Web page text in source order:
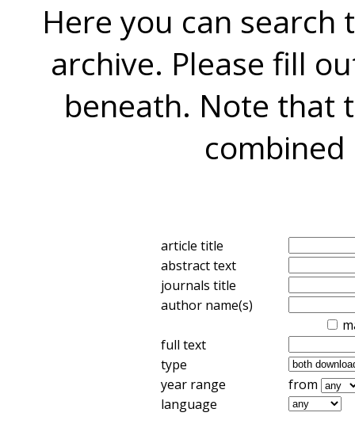
Here you can search
archive. Please fill
beneath. Note that
combined
article title
abstract text
journals title
author name(s)
full text
type
year range
from
language